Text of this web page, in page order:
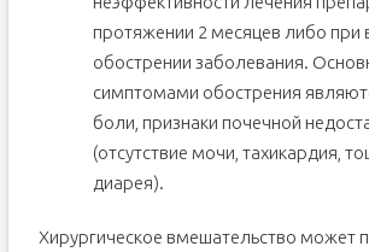
протяжении 2 месяцев либо при
обострении заболевания.
симптомами обострения
боли, признаки почечной
(отсутствие мочи, тахикардия,
диарея).
Хирургическое вмешательство может